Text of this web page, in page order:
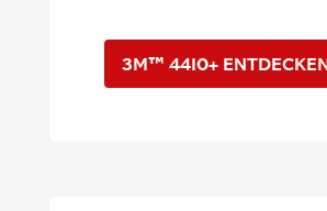
3M™ 4410+